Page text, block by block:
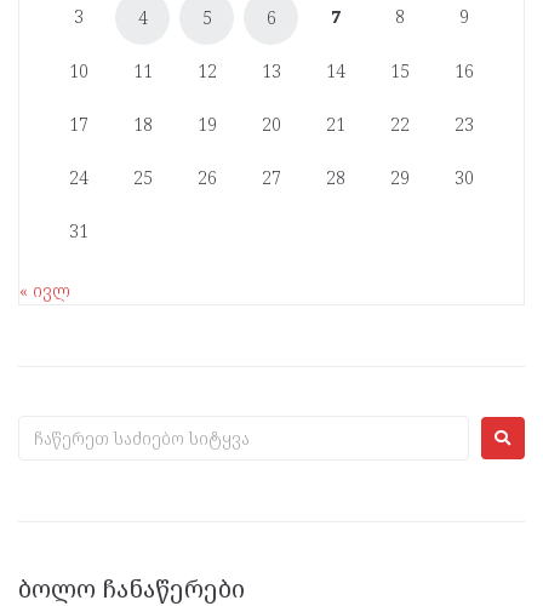
3 4 5 6 7 8 9
10 11 12 13 14 15 16
17 18 19 20 21 22 23
24 25 26 27 28 29 30
31
« ივლ
ᲑᲝᲚᲝ ᲩᲐᲜᲐᲬᲔᲠᲔᲑᲘ